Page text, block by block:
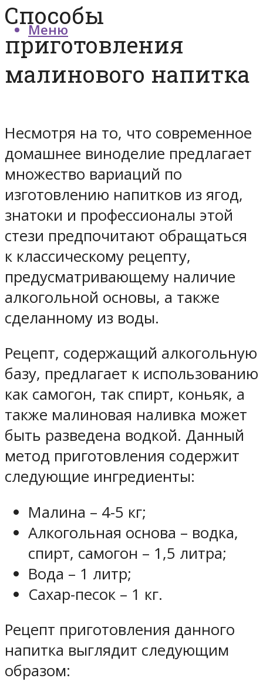
Меню
Способы
приготовления
малинового напитка
Несмотря на то, что современное
домашнее виноделие предлагает
множество вариаций по
изготовлению напитков из ягод,
знатоки и профессионалы этой
стези предпочитают обращаться
к классическому рецепту,
предусматривающему наличие
алкогольной основы, а также
сделанному из воды.
Рецепт, содержащий алкогольную
базу, предлагает к использованию
как самогон, так спирт, коньяк, а
также малиновая наливка может
быть разведена водкой. Данный
метод приготовления содержит
следующие ингредиенты:
Малина – 4-5 кг;
Алкогольная основа – водка,
спирт, самогон – 1,5 литра;
Вода – 1 литр;
Сахар-песок – 1 кг.
Рецепт приготовления данного
напитка выглядит следующим
образом: